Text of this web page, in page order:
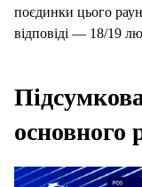
поєдинки цього
відповіді — 18/19
основного